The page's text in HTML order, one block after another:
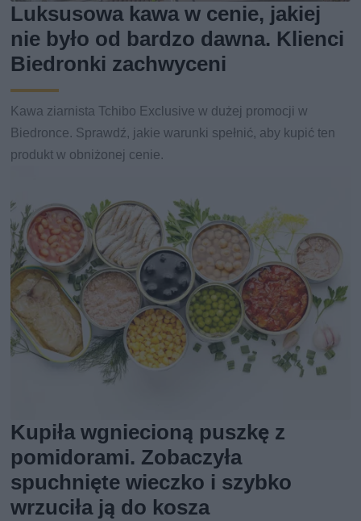
Luksusowa kawa w cenie, jakiej
nie było od bardzo dawna. Klienci
Biedronki zachwyceni
Kawa ziarnista Tchibo Exclusive w dużej promocji w
Biedronce. Sprawdź, jakie warunki spełnić, aby kupić ten
produkt w obniżonej cenie.
Kupiła wgniecioną puszkę z
pomidorami. Zobaczyła
spuchnięte wieczko i szybko
wrzuciła ją do kosza